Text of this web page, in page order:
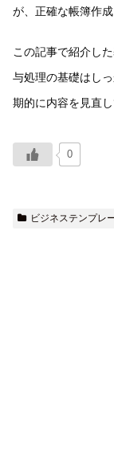
が、正確な帳簿作
この記事で紹介し
与処理の基礎はし
期的に内容を見直
0
ビジネステンプレ